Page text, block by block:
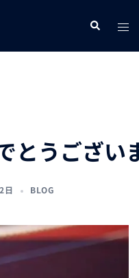
検
索
ト
ー
とうござい
日 BLOG